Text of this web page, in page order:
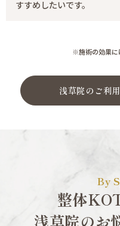
すすめしたいです。
※施術の効果に
浅草院のご利
By
整体
浅草院のお